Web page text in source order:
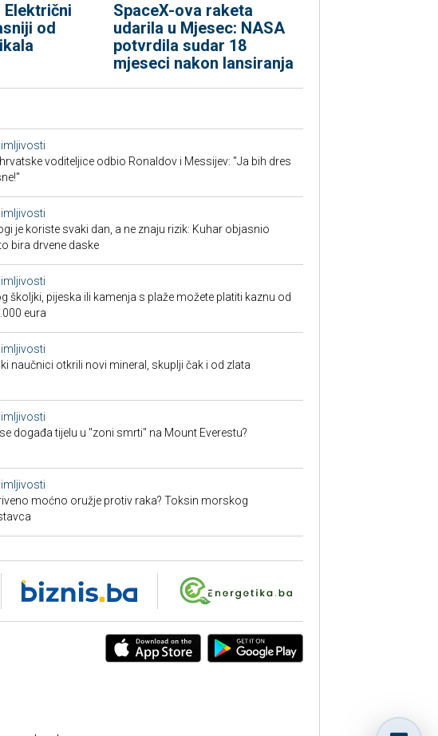
Električni
od
SpaceX-ova raketa
udarila u Mjesec: NASA
potvrdila sudar 18
mjeseci nakon lansiranja
voditeljice odbio Ronaldov i Messijev: "Ja bih dres
je koriste svaki dan, a ne znaju rizik: Kuhar objasnio
bira drvene daske
školjki, pijeska ili kamenja s plaže možete platiti kaznu od
eura
naučnici otkrili novi mineral, skuplji čak i od zlata
događa tijelu u "zoni smrti" na Mount Everestu?
moćno oružje protiv raka? Toksin morskog